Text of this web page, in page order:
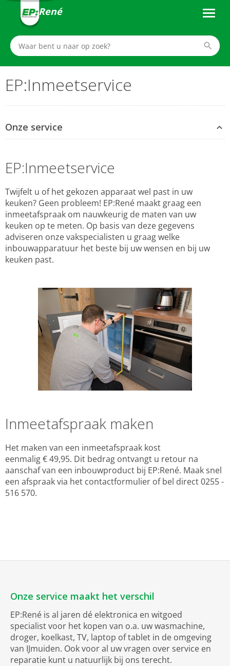
René
EP:Inmeetservice
Onze service
EP:Inmeetservice
Twijfelt u of het gekozen apparaat wel past in uw
keuken? Geen probleem! EP:René maakt graag een
inmeetafspraak om nauwkeurig de maten van uw
keuken op te meten. Op basis van deze gegevens
adviseren onze vakspecialisten u graag welke
inbouwapparatuur het beste bij uw wensen en bij uw
keuken past.
Inmeetafspraak maken
Het maken van een inmeetafspraak kost
eenmalig € 49,95. Dit bedrag ontvangt u retour na
aanschaf van een inbouwproduct bij EP:René. Maak snel
een afspraak via het contactformulier of bel direct 0255 -
516 570.
Onze service maakt het verschil
EP:René is al jaren dé elektronica en witgoed
specialist voor het kopen van o.a. uw wasmachine,
droger, koelkast, TV, laptop of tablet in de omgeving
van IJmuiden. Ook voor al uw vragen over service en
reparatie kunt u natuurlijk bij ons terecht.